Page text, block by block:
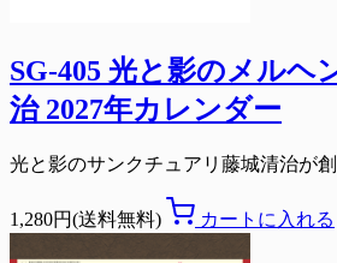
SG-405 光と影のメルヘ
治 2027年カレンダー
光と影のサンクチュアリ藤城清治が
1,280円(送料無料) カートに入れる